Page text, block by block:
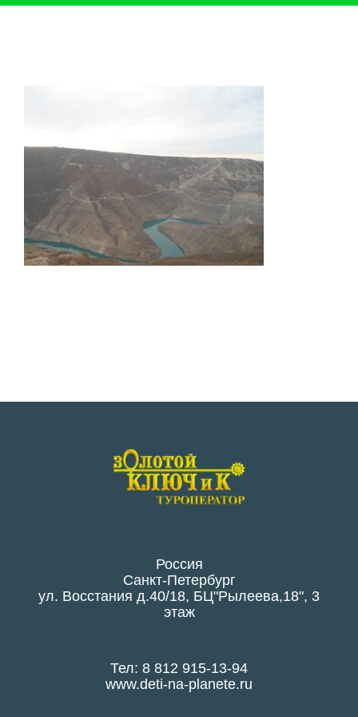
Россия
Санкт-Петербург
ул. Восстания д.40/18, БЦ"Рылеева,18", 3
этаж
Тел: 8 812 915-13-94
www.deti-na-planete.ru